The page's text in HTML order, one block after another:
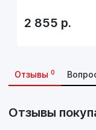
2 855 р.
Отзывы 0
Отзывы